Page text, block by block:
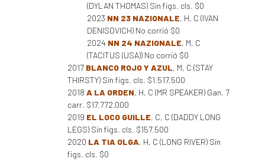
(DYLAN THOMAS) Sin figs. cls. $0
2023 NN 23 NAZIONALE, H, C (IVAN
DENISOVICH) No corrió $0
2024 NN 24 NAZIONALE, M, C
(TACITUS (USA)) No corrió $0
2017 BLANCO ROJO Y AZUL, M, C (STAY
THIRSTY) Sin figs. cls. $1.517.500
2018 A LA ORDEN, H, C (MR SPEAKER) Gan. 7
carr. $17.772.000
2019 EL LOCO GUILLE, C, C (DADDY LONG
LEGS) Sin figs. cls. $157.500
2020 LA TIA OLGA, H, C (LONG RIVER) Sin
figs. cls. $0